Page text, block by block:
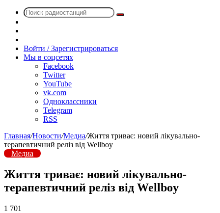
Поиск
радио
Войти / Зарегистрироваться
Мы в соцсетях
Facebook
Twitter
YouTube
vk.com
Одноклассники
Telegram
RSS
Главная/Новости/Медиа/Життя триває: новий лікувально-
терапевтичний реліз від Wellboy
Медиа
Життя триває: новий лікувально-
терапевтичний реліз від Wellboy
1 701